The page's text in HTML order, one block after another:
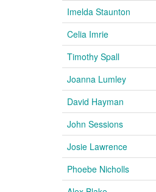
Imelda Staunton
Celia Imrie
Timothy Spall
Joanna Lumley
David Hayman
John Sessions
Josie Lawrence
Phoebe Nicholls